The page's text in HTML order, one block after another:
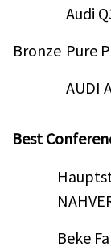
Bronze
Audi
Pure
AUDI
Best
Beke